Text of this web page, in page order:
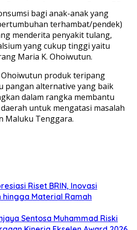
bagi anak-anak yang
terhambat/pendek)
menderita penyakit tulang,
yang cukup tinggi yaitu
Maria K. Ohoiwutun.
produk teripang
pangan alternative yang baik
dalam rangka membantu
untuk mengatasi masalah
Maluku Tenggara.
Riset BRIN, Inovasi
hingga Material Ramah
Sentosa Muhammad Riski